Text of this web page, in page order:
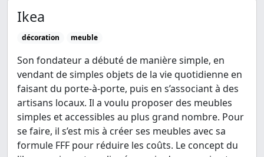
Ikea
décoration meuble
Son fondateur a débuté de manière simple, en
vendant de simples objets de la vie quotidienne en
faisant du porte-à-porte, puis en s’associant à des
artisans locaux. Il a voulu proposer des meubles
simples et accessibles au plus grand nombre. Pour
se faire, il s’est mis à créer ses meubles avec sa
formule FFF pour réduire les coûts. Le concept du